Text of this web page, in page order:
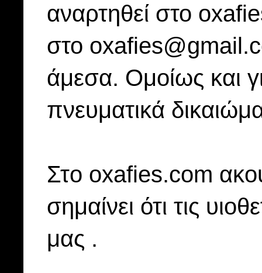
αναρτηθεί στο
στο
άμεσα. Ομοίως και
πνευματικά
Στo oxafies.com
σημαίνει ότι τις
μας .